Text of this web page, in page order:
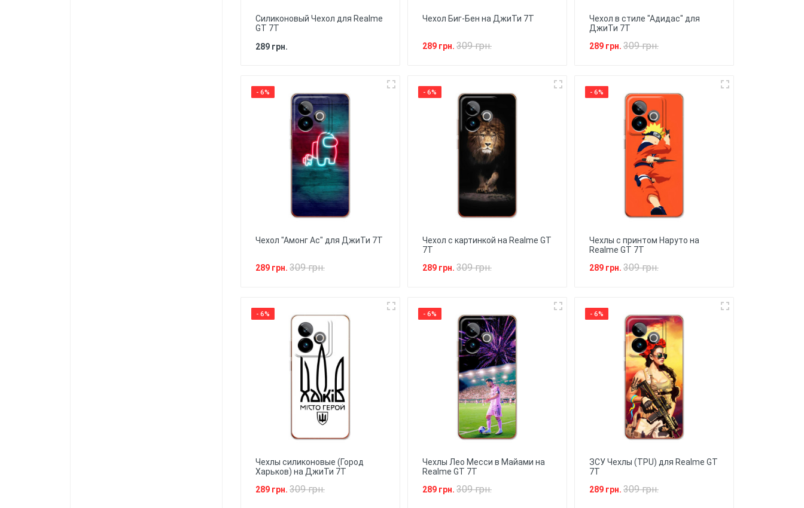
Силиконовый Чехол для Realme
GT 7T
289 грн.
Чехол Биг-Бен на ДжиТи 7Т
289 грн. 309 грн.
Чехол в стиле "Адидас" для
ДжиТи 7Т
289 грн. 309 грн.
- 6%
Чехол "Амонг Ас" для ДжиТи 7Т
289 грн. 309 грн.
- 6%
Чехол с картинкой на Realme GT
7T
289 грн. 309 грн.
- 6%
Чехлы с принтом Наруто на
Realme GT 7T
289 грн. 309 грн.
- 6%
Чехлы силиконовые (Город
Харьков) на ДжиТи 7Т
289 грн. 309 грн.
- 6%
Чехлы Лео Месси в Майами на
Realme GT 7T
289 грн. 309 грн.
- 6%
ЗСУ Чехлы (TPU) для Realme GT
7T
289 грн. 309 грн.